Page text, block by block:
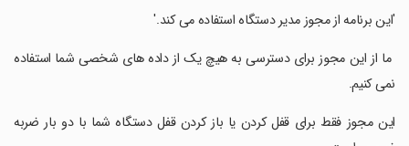
‏'این برنامه از مجوز مدیر دستگاه استفاده می کند.'
‏ ما از این مجوز برای دسترسی به هیچ یک از داده های شخصی شما استفاده
نمی کنیم.
‏این مجوز فقط برای قفل کردن یا باز کردن قفل دستگاه شما با دو بار ضربه